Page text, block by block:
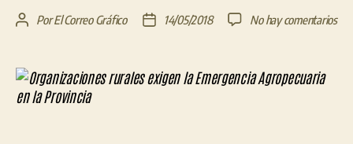
Autor
entrada
PorEl Correo Gráfico
Fecha
entrada
14/05/2018 No hay comentariosen